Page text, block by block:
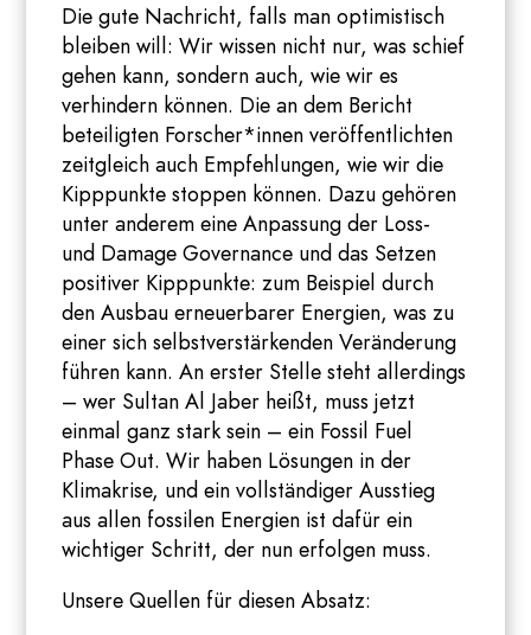
Die gute Nachricht, falls man optimistisch
bleiben will: Wir wissen nicht nur, was schief
gehen kann, sondern auch, wie wir es
verhindern können. Die an dem Bericht
beteiligten Forscher*innen veröffentlichten
zeitgleich auch Empfehlungen, wie wir die
Kipppunkte stoppen können. Dazu gehören
unter anderem eine Anpassung der Loss-
und Damage Governance und das Setzen
positiver Kipppunkte: zum Beispiel durch
den Ausbau erneuerbarer Energien, was zu
einer sich selbstverstärkenden Veränderung
führen kann. An erster Stelle steht allerdings
– wer Sultan Al Jaber heißt, muss jetzt
einmal ganz stark sein – ein Fossil Fuel
Phase Out. Wir haben Lösungen in der
Klimakrise, und ein vollständiger Ausstieg
aus allen fossilen Energien ist dafür ein
wichtiger Schritt, der nun erfolgen muss.
Unsere Quellen für diesen Absatz: